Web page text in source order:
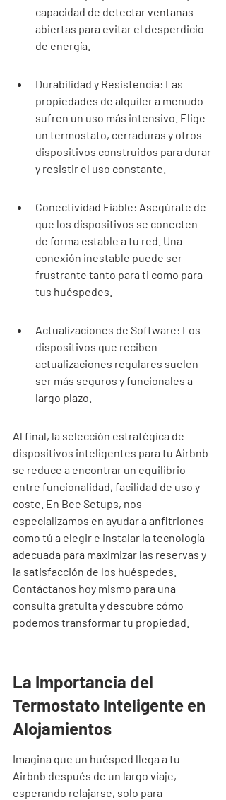
capacidad de detectar ventanas
abiertas para evitar el desperdicio
de energía.
Durabilidad y Resistencia: Las
propiedades de alquiler a menudo
sufren un uso más intensivo. Elige
un termostato, cerraduras y otros
dispositivos construidos para durar
y resistir el uso constante.
Conectividad Fiable: Asegúrate de
que los dispositivos se conecten
de forma estable a tu red. Una
conexión inestable puede ser
frustrante tanto para ti como para
tus huéspedes.
Actualizaciones de Software: Los
dispositivos que reciben
actualizaciones regulares suelen
ser más seguros y funcionales a
largo plazo.
Al final, la selección estratégica de
dispositivos inteligentes para tu Airbnb
se reduce a encontrar un equilibrio
entre funcionalidad, facilidad de uso y
coste. En Bee Setups, nos
especializamos en ayudar a anfitriones
como tú a elegir e instalar la tecnología
adecuada para maximizar las reservas y
la satisfacción de los huéspedes.
Contáctanos hoy mismo para una
consulta gratuita y descubre cómo
podemos transformar tu propiedad.
La Importancia del
Termostato Inteligente en
Alojamientos
Imagina que un huésped llega a tu
Airbnb después de un largo viaje,
esperando relajarse, solo para